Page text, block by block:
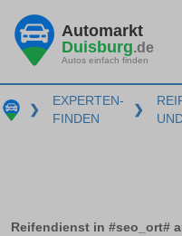
Automarkt
Duisburg.de
Autos einfach finden
❯
EXPERTEN-
FINDEN
❯
Reifendienst in #seo_ort#